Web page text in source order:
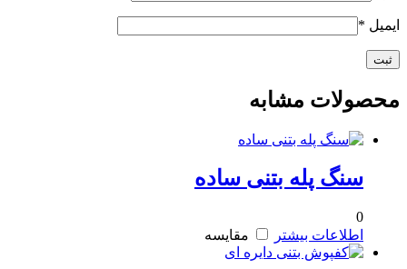
ایمیل *
محصولات مشابه
سنگ پله بتنی ساده
0
اطلاعات بیشتر
مقایسه